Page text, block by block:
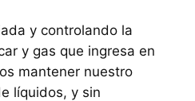
y controlando la
y gas que ingresa en
mantener nuestro
líquidos, y sin